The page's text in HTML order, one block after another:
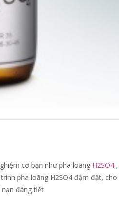
cơ bạn như pha loãng H2SO4
pha loãng H2SO4 đậm đặt, cho
nạn đáng tiết